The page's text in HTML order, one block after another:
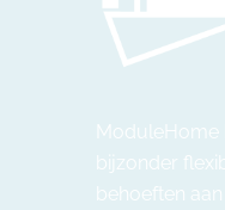
ModuleHome
bijzonder
behoeften